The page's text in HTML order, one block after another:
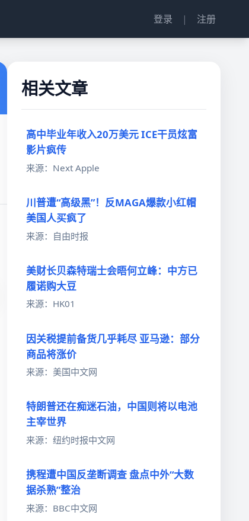
登录 | 注册
相关文章
高中毕业年收入20万美元 ICE干员炫富
影片疯传
来源：Next Apple
川普遭“高级黑”！反MAGA爆款小红帽
美国人买疯了
来源：自由时报
美财长贝森特瑞士会晤何立峰：中方已
履诺购大豆
来源：HK01
因关税提前备货几乎耗尽 亚马逊：部分
商品将涨价
来源：美国中文网
特朗普还在痴迷石油，中国则将以电池
主宰世界
来源：纽约时报中文网
携程遭中国反垄断调查 盘点中外“大数
据杀熟”整治
来源：BBC中文网